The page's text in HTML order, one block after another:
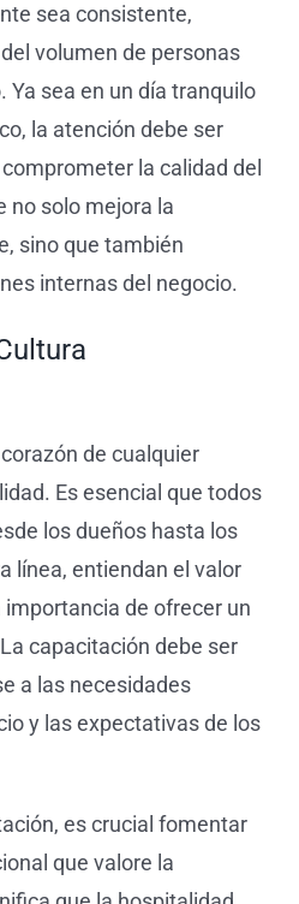
sea consistente,
volumen de personas
sea en un día tranquilo
la atención debe ser
la calidad del
no solo mejora la
sino que también
internas del negocio.
de cualquier
Es esencial que todos
los dueños hasta los
línea, entiendan el valor
de ofrecer un
capacitación debe ser
a las necesidades
y las expectativas de los
es crucial fomentar
que valore la